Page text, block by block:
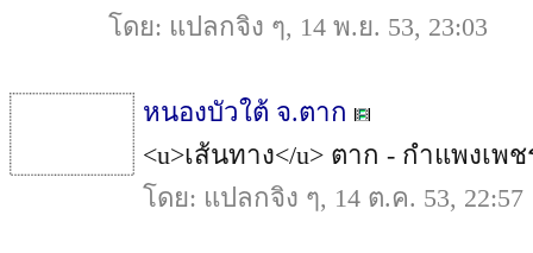
โดย: แปลกจิง ๆ, 14 พ.ย. 53, 23:03
หนองบัวใต้ จ.ตาก
<u>เส้นทาง</u> ตาก - กำแพงเ
โดย: แปลกจิง ๆ, 14 ต.ค. 53, 22:57